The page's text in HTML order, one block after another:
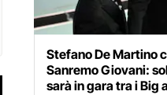
Stefano De Martino
Sanremo Giovani:
sarà in gara tra i Big